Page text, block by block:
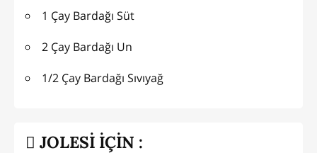
1 Çay Bardağı Süt
2 Çay Bardağı Un
1/2 Çay Bardağı Sıvıyağ
JOLESİ İÇİN :